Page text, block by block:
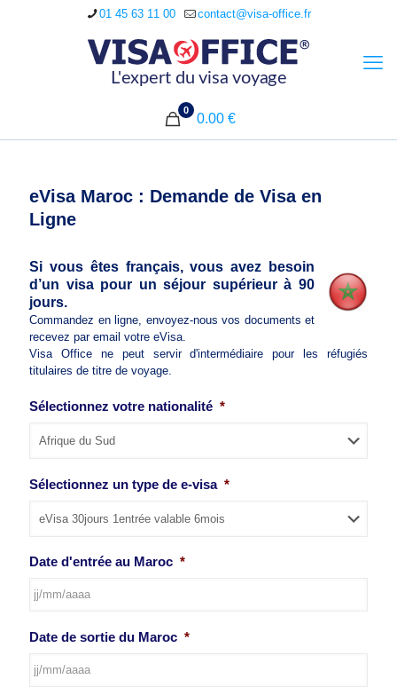
01 45 63 11 00 contact@visa-office.fr
0
0.00 €
eVisa Maroc : Demande de Visa en
Ligne
Si vous êtes français, vous avez besoin
d’un visa pour un séjour supérieur à 90
jours.
Commandez en ligne, envoyez-nous vos documents et
recevez par email votre eVisa.
Visa Office ne peut servir d'intermédiaire pour les réfugiés
titulaires de titre de voyage.
Sélectionnez votre nationalité *
Sélectionnez un type de e-visa *
Date d'entrée au Maroc *
slash
MM
slash
Date de sortie du Maroc *